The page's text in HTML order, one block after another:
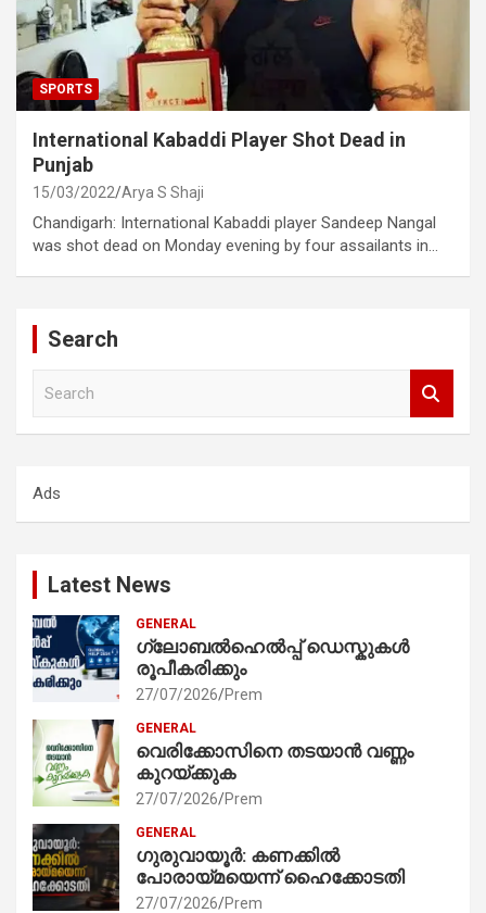
SPORTS
International Kabaddi Player Shot Dead in
Punjab
15/03/2022 Arya S Shaji
Chandigarh: International Kabaddi player Sandeep Nangal
was shot dead on Monday evening by four assailants in…
Search
h
Ads
Latest News
GENERAL
ഗ്ലോബൽഹെൽപ്പ് ഡെസ്കുകൾ
രൂപീകരിക്കും
27/07/2026 Prem
GENERAL
വെരിക്കോസിനെ തടയാൻ വണ്ണം
കുറയ്ക്കുക
27/07/2026 Prem
GENERAL
ഗുരുവായൂർ: കണക്കിൽ
പോരായ്മയെന്ന് ഹൈക്കോടതി
27/07/2026 Prem